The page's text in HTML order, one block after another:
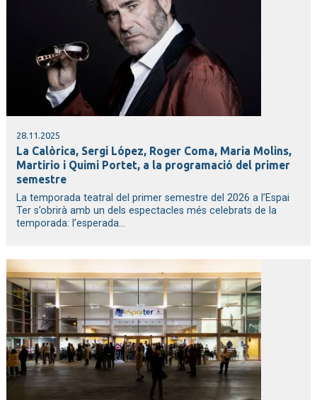
28.11.2025
La Calòrica, Sergi López, Roger Coma, Maria Molins,
Martirio i Quimi Portet, a la programació del primer
semestre
La temporada teatral del primer semestre del 2026 a l’Espai
Ter s’obrirà amb un dels espectacles més celebrats de la
temporada: l’esperada...